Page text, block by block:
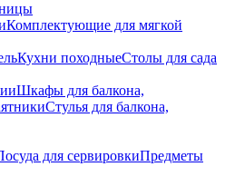
Комплектующие для мягкой
Кухни походныеСтолы для сада
Шкафы для балкона,
Стулья для балкона,
для сервировкиПредметы